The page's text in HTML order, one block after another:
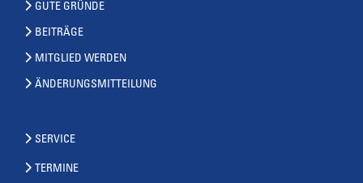
GUTE GRÜNDE
BEITRÄGE
MITGLIED WERDEN
ÄNDERUNGSMITTEILUNG
SERVICE
TERMINE